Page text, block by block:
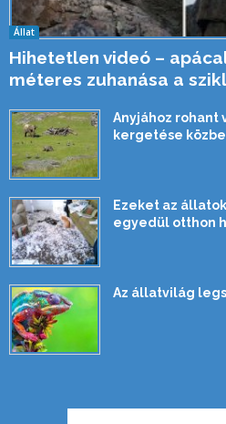
Állat
Hihetetlen videó –
méteres zuhanása a
Anyjához rohant
kergetése
Ezeket az
egyedül otthon
Az állatvilág